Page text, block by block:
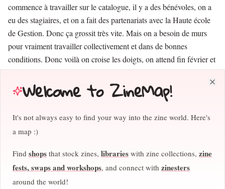
commence à travailler sur le catalogue, il y a des bénévoles, on a
eu des stagiaires, et on a fait des partenariats avec la Haute école
de Gestion. Donc ça grossit très vite. Mais on a besoin de murs
pour vraiment travailler collectivement et dans de bonnes
conditions. Donc voilà on croise les doigts, on attend fin février et
cet été pour voir tout ça arriver.
CJ :Bonne chance !
Stef :(rire) Mais jusque-là, tout se passe toujours bien. C'est la
seule fanzinothèque de Suisse en fait. Genève en particulier a une
publications alternatives, depuis les années septante. C'est un
patrimoine intéressant mais très difficile à récolter, à atteindre ou à
rechercher. Donc c'est une superbe occasion de pouvoir avoir une
Welcome to ZineMap!
It's not always easy to find your way into the zine world. Here's
a map :)
Find shops that stock zines, libraries with zine collections, zine
fests, swaps and workshops, and connect with zinesters
around the world!